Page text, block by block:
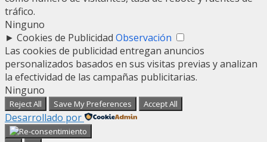
tráfico.
Ninguno
► Cookies de Publicidad Observación
Las cookies de publicidad entregan anuncios
personalizados basados en sus visitas previas y analizan
la efectividad de las campañas publicitarias.
Ninguno
Reject All Save My Preferences Accept All
Desarrollado por